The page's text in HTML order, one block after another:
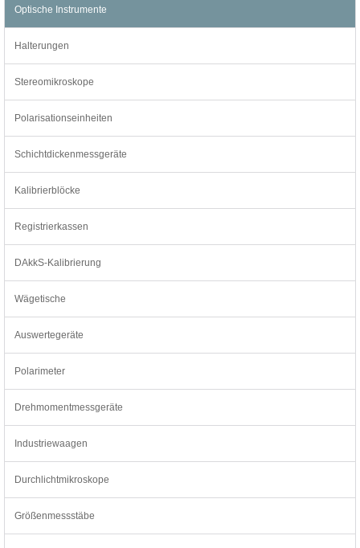
Optische Instrumente
Halterungen
Stereomikroskope
Polarisationseinheiten
Schichtdickenmessgeräte
Kalibrierblöcke
Registrierkassen
DAkkS-Kalibrierung
Wägetische
Auswertegeräte
Polarimeter
Drehmomentmessgeräte
Industriewaagen
Durchlichtmikroskope
Größenmessstäbe